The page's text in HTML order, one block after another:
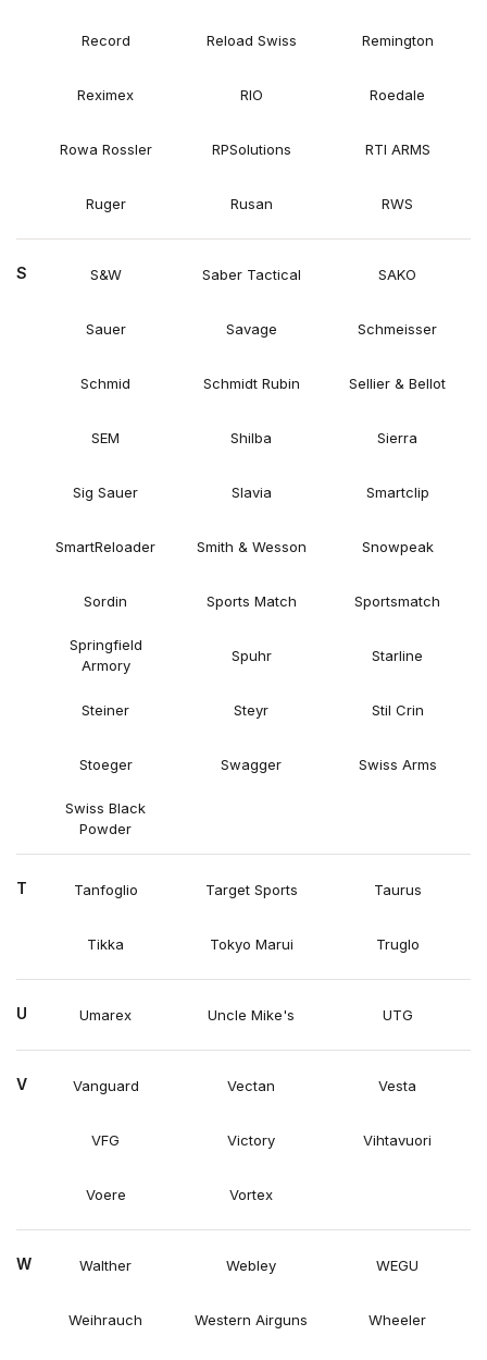
Record Reload Swiss Remington
Reximex RIO Roedale
Rowa Rossler RPSolutions RTI ARMS
Ruger Rusan RWS
S S&W Saber Tactical SAKO
Sauer Savage Schmeisser
Schmid Schmidt Rubin Sellier & Bellot
SEM Shilba Sierra
Sig Sauer Slavia Smartclip
SmartReloader Smith & Wesson Snowpeak
Sordin Sports Match Sportsmatch
Springfield
Armory
Spuhr Starline
Steiner Steyr Stil Crin
Stoeger Swagger Swiss Arms
Swiss Black
Powder
T Tanfoglio Target Sports Taurus
Tikka Tokyo Marui Truglo
U Umarex Uncle Mike's UTG
V Vanguard Vectan Vesta
VFG Victory Vihtavuori
Voere Vortex
W Walther Webley WEGU
Weihrauch Western Airguns Wheeler